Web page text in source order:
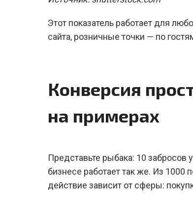
Этот показатель работает для
сайта, розничные точки — по
Конверсия
на примерах
Представьте рыбака: 10
бизнесе работает так же. Из 1000
действие зависит от сферы: